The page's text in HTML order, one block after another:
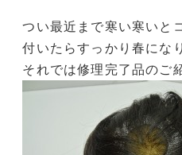
つい最近まで寒い寒いと
付いたらすっかり春にな
それでは修理完了品のご